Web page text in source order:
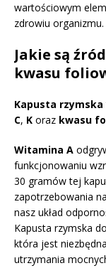
wartościowym
zdrowiu organizmu.
Jakie są
kwasu
Kapusta rzymska
C, K oraz kwasu
Witamina A
funkcjonowaniu
30 gramów tej
zapotrzebowania
nasz układ
Kapusta rzymska
która jest
utrzymania